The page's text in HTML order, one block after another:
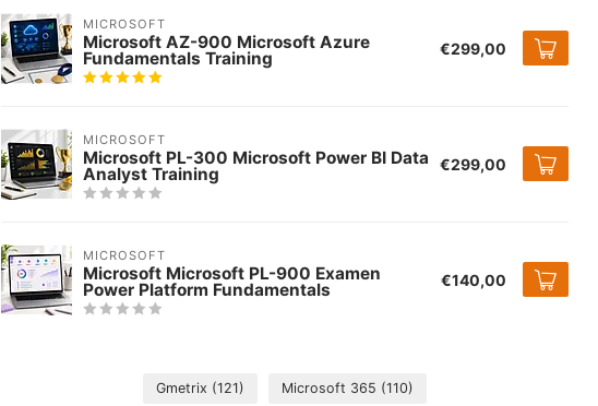
MICROSOFT
Microsoft AZ-900 Microsoft Azure
Fundamentals Training €299,00
MICROSOFT
Microsoft PL-300 Microsoft Power BI Data
Analyst Training €299,00
MICROSOFT
Microsoft Microsoft PL-900 Examen
Power Platform Fundamentals €140,00
Gmetrix (121) Microsoft 365 (110)